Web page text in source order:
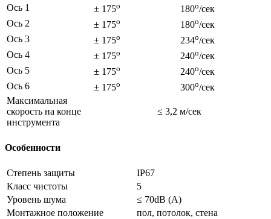
Ось 1
± 175o 180o/сек
Ось 2
± 175o 180o/сек
Ось 3
± 175o 234o/сек
Ось 4
± 175o 240o/сек
Ось 5
± 175o 240o/сек
Ось 6
± 175o 300o/сек
Максимальная
скорость на конце
инструмента
≤ 3,2 м/сек
Особенности
Степень защиты
IP67
Класс чистоты
5
Уровень шума
≤ 70dB (A)
Монтажное положение
пол, потолок, стена